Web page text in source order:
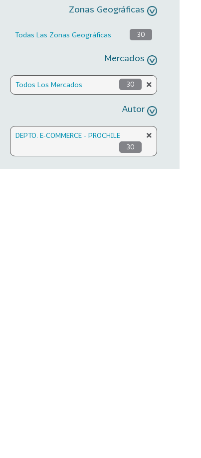
Zonas Geográficas
Todas Las Zonas Geográficas 30
Mercados
Todos Los Mercados 30
Autor
DEPTO. E-COMMERCE - PROCHILE
30